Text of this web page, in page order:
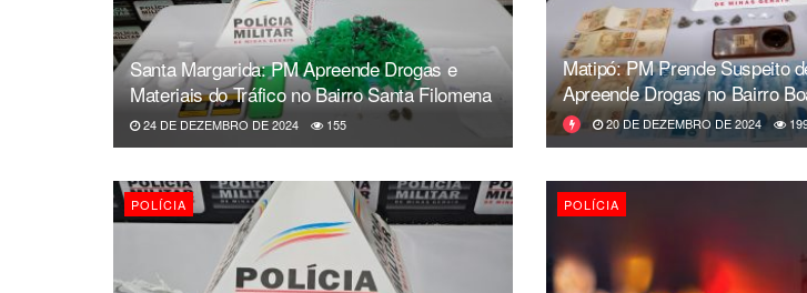
Santa Margarida: PM Apreende Drogas e
Materiais do Tráfico no Bairro Santa Filomena
24 DE DEZEMBRO DE 2024 155
Matipó: PM Prende Suspeito
Apreende Drogas no Bairro
20 DE DEZEMBRO DE 2024
POLÍCIA POLÍCIA